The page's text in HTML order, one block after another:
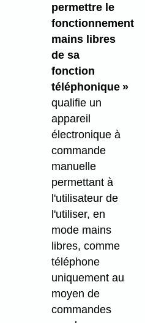
permettre le
fonctionnement
mains libres
de sa
fonction
téléphonique »
qualifie un
appareil
électronique à
commande
manuelle
permettant à
l'utilisateur de
l'utiliser, en
mode mains
libres, comme
téléphone
uniquement au
moyen de
commandes